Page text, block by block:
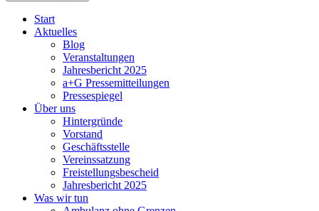
Start
Aktuelles
Blog
Veranstaltungen
Jahresbericht 2025
a+G Pressemitteilungen
Pressespiegel
Über uns
Hintergründe
Vorstand
Geschäftsstelle
Vereinssatzung
Freistellungsbescheid
Jahresbericht 2025
Was wir tun